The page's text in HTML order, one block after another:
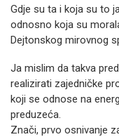
Gdje su ta i koja su to
odnosno koja su
Dejtonskog mirovnog
Ja mislim da takva
realizirati zajedničke
koji se odnose na
preduzeća.
Znači, prvo osnivanje